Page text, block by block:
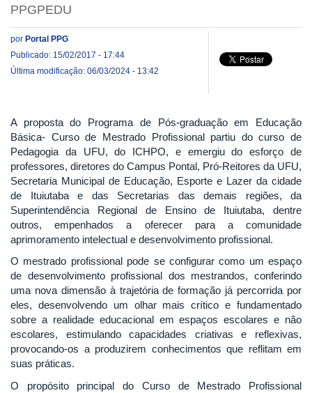
PPGPEDU
por Portal PPG
Publicado: 15/02/2017 - 17:44
Última modificação: 06/03/2024 - 13:42
A proposta do Programa de Pós-graduação em Educação
Básica- Curso de Mestrado Profissional partiu do curso de
Pedagogia da UFU, do ICHPO, e emergiu do esforço de
professores, diretores do Campus Pontal, Pró-Reitores da UFU,
Secretaria Municipal de Educação, Esporte e Lazer da cidade
de Ituiutaba e das Secretarias das demais regiões, da
Superintendência Regional de Ensino de Ituiutaba, dentre
outros, empenhados a oferecer para a comunidade
aprimoramento intelectual e desenvolvimento profissional.
O mestrado profissional pode se configurar como um espaço
de desenvolvimento profissional dos mestrandos, conferindo
uma nova dimensão à trajetória de formação já percorrida por
eles, desenvolvendo um olhar mais crítico e fundamentado
sobre a realidade educacional em espaços escolares e não
escolares, estimulando capacidades criativas e reflexivas,
provocando-os a produzirem conhecimentos que reflitam em
suas práticas.
O propósito principal do Curso de Mestrado Profissional